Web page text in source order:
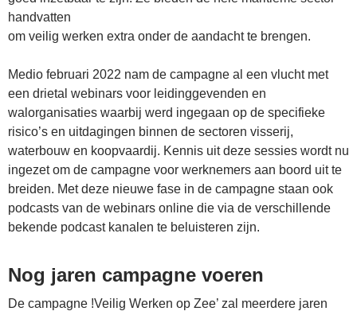
handvatten
om veilig werken extra onder de aandacht te brengen.
Medio februari 2022 nam de campagne al een vlucht met
een drietal webinars voor leidinggevenden en
walorganisaties waarbij werd ingegaan op de specifieke
risico’s en uitdagingen binnen de sectoren visserij,
waterbouw en koopvaardij. Kennis uit deze sessies wordt nu
ingezet om de campagne voor werknemers aan boord uit te
breiden. Met deze nieuwe fase in de campagne staan ook
podcasts van de webinars online die via de verschillende
bekende podcast kanalen te beluisteren zijn.
Nog jaren campagne voeren
De campagne !Veilig Werken op Zee’ zal meerdere jaren